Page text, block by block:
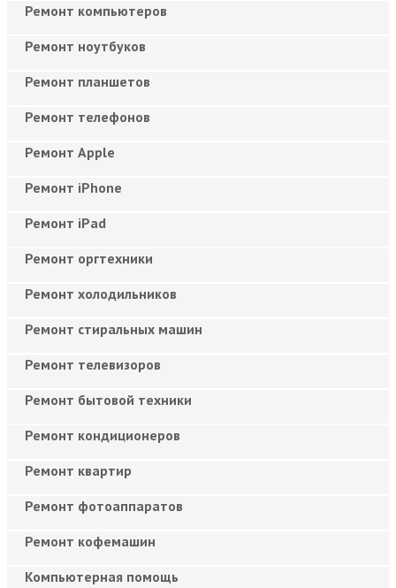
Ремонт компьютеров
Ремонт ноутбуков
Ремонт планшетов
Ремонт телефонов
Ремонт Apple
Ремонт iPhone
Ремонт iPad
Ремонт оргтехники
Ремонт холодильников
Ремонт стиральных машин
Ремонт телевизоров
Ремонт бытовой техники
Ремонт кондиционеров
Ремонт квартир
Ремонт фотоаппаратов
Ремонт кофемашин
Компьютерная помощь